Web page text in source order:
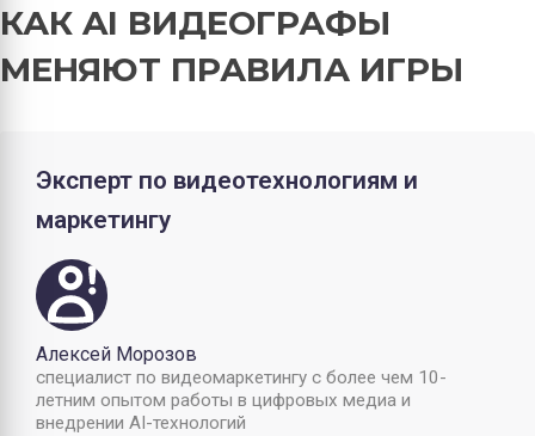
КАК AI ВИДЕОГРАФЫ
МЕНЯЮТ ПРАВИЛА ИГРЫ
Эксперт по видеотехнологиям и
маркетингу
Алексей Морозов
специалист по видеомаркетингу с более чем 10-
летним опытом работы в цифровых медиа и
внедрении AI-технологий